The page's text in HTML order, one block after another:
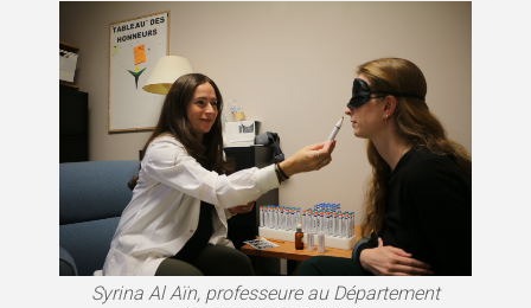
Syrina Al Aïn, professeure au Département